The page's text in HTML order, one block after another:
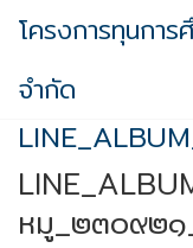
Skip
content
โครงการทุนกา
จำกัด
หมู_๒๓๐๙๒